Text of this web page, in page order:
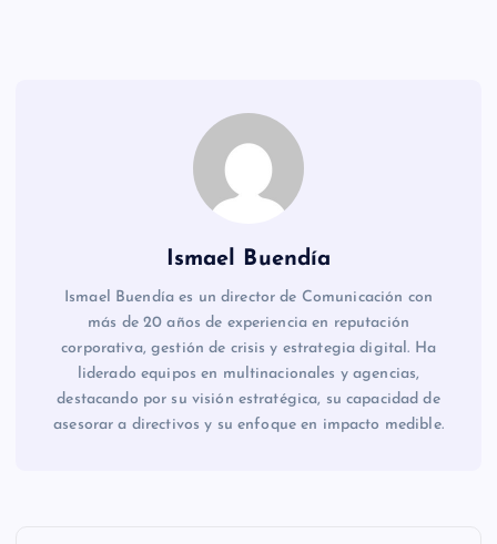
Ismael Buendía
Ismael Buendía es un director de Comunicación con
más de 20 años de experiencia en reputación
corporativa, gestión de crisis y estrategia digital. Ha
liderado equipos en multinacionales y agencias,
destacando por su visión estratégica, su capacidad de
asesorar a directivos y su enfoque en impacto medible.